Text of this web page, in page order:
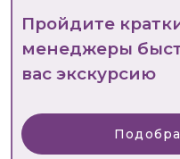
Пройдите
менеджеры
вас экскурсию